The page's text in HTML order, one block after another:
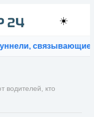
☀️
связывающие
водителей, кто